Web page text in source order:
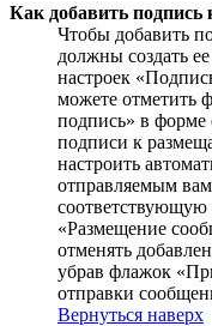
Как добавить подпись
Чтобы добавить
должны создать
настроек
можете отметить
подпись» в форме
подписи к
настроить
отправляемым
«Размещение
отменять
убрав флажок
отправки
Вернуться наверх